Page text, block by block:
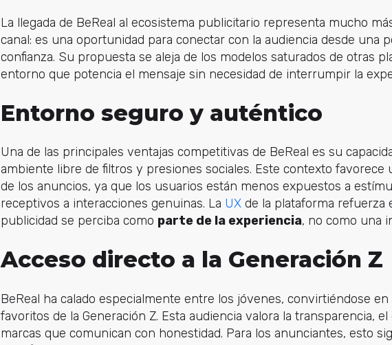
La llegada de BeReal al ecosistema publicitario representa mucho
canal: es una oportunidad para conectar con la audiencia desde una
confianza. Su propuesta se aleja de los modelos saturados de otras
entorno que potencia el mensaje sin necesidad de interrumpir la
Entorno seguro y auténtico
Una de las principales ventajas competitivas de BeReal es su
ambiente libre de filtros y presiones sociales. Este contexto favorece
de los anuncios, ya que los usuarios están menos expuestos a
receptivos a interacciones genuinas. La UX de la plataforma refuerza
publicidad se perciba como parte de la experiencia, no como una
Acceso directo a la Generación Z
BeReal ha calado especialmente entre los jóvenes, convirtiéndose
favoritos de la Generación Z. Esta audiencia valora la transparencia,
marcas que comunican con honestidad. Para los anunciantes, esto